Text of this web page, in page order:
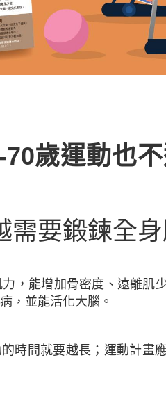
歲運動也
需要鍛鍊全身
，能增加骨密度、遠離肌
，並能活化大腦。
時間就要越長；運動計畫